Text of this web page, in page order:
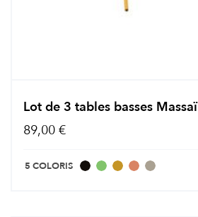
Lot de 3 tables basses Massaï
89,00 €
5 COLORIS